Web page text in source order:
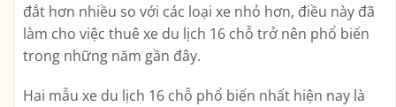
đắt hơn nhiều so với các loại xe nhỏ hơn, điều này đã
làm cho việc thuê xe du lịch 16 chỗ trở nên phổ biến
trong những năm gần đây.
Hai mẫu xe du lịch 16 chỗ phổ biến nhất hiện nay là